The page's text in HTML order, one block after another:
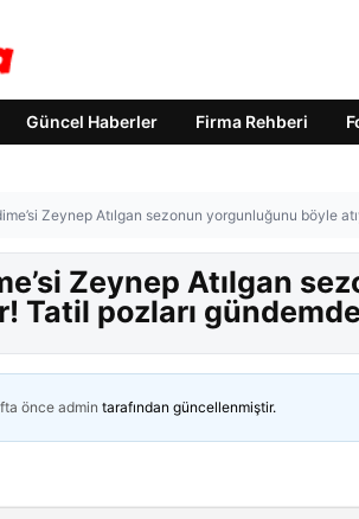
Güncel Haberler Firma Rehberi
Zeynep Atılgan sezonun yorgunluğunu böyle
Zeynep Atılgan
Tatil pozları gündemde
önceadmin tarafından güncellenmiştir.